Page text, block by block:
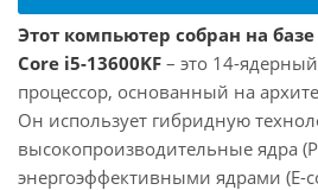
Этот компьютер собран на
Core i5-13600KF – это 14-
процессор, основанный на
Он использует гибридную
высокопроизводительные ядра
энергоэффективными ядрами (E-